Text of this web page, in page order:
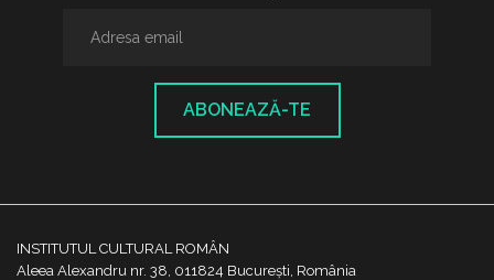
ABONEAZĂ-TE
INSTITUTUL CULTURAL ROMÂN
Aleea Alexandru nr. 38, 011824 București, România